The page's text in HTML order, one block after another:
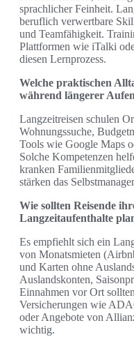
sprachlicher Feinheit.
beruflich verwertbare
und Teamfähigkeit.
Plattformen wie iTalki
diesen Lernprozess.
Welche praktischen
während längerer
Langzeitreisen schulen
Wohnungssuche,
Tools wie Google Maps
Solche Kompetenzen
kranken
stärken das
Wie sollten Reisende
Langzeitaufenthalte
Es empfiehlt sich ein
von Monatsmieten
und Karten ohne
Auslandskonten,
Einnahmen vor Ort
Versicherungen wie
oder Angebote von
wichtig.